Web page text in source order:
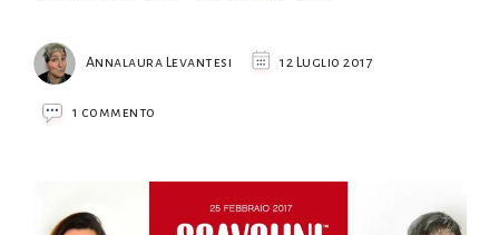
Annalaura Levantesi 12 Luglio 2017
1 commento
vasetto